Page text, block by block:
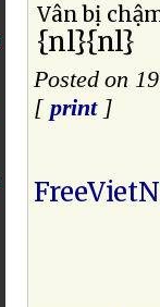
Vân bị
{nl}{nl}
Posted on
[ print]